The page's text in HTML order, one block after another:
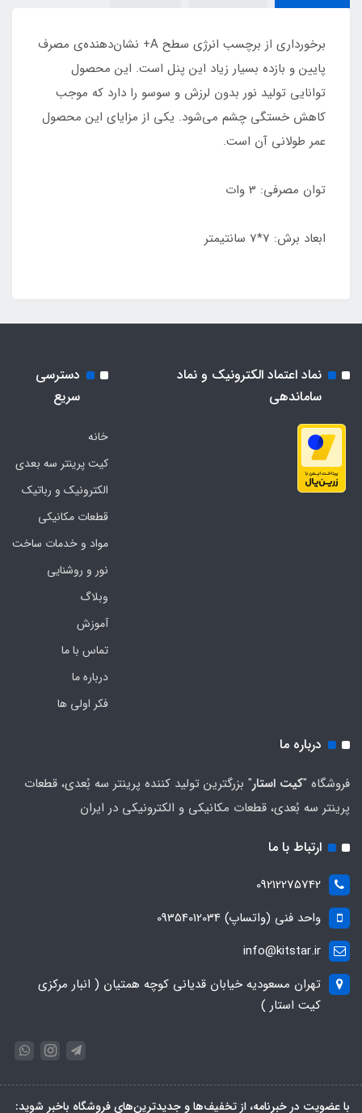
برخورداری از برچسب انرژی سطح A+ نشان‌دهنده‌ی مصرف
پایین و بازده بسیار زیاد این پنل است. این محصول
توانایی تولید نور بدون لرزش و سوسو را دارد که موجب
کاهش خستگی چشم می‌شود. یکی از مزایای این محصول
عمر طولانی آن است.
توان مصرفی: 3 وات
ابعاد برش: 7*7 سانتیمتر
نماد اعتماد الکترونیک و نماد
ساماندهی
دسترسی
سریع
خانه
کیت پرینتر سه بعدی
الکترونیک و رباتیک
قطعات مکانیکی
مواد و خدمات ساخت
نور و روشنایی
وبلاگ
آموزش
تماس با ما
درباره ما
فکر اولی ها
درباره ما
فروشگاه "کیت استار" بزرگترین تولید کننده پرینتر سه بُعدی، قطعات
پرینتر سه بُعدی، قطعات مکانیکی و الکترونیکی در ایران
ارتباط با ما
09212275742
واحد فنی (واتساپ) 09354012034
info@kitstar.ir
تهران مسعودیه خیابان قدیانی کوچه همتیان ( انبار مرکزی
کیت استار )
با عضویت در خبرنامه، از تخفیف‌ها و جدیدترین‌های فروشگاه باخبر شوید: